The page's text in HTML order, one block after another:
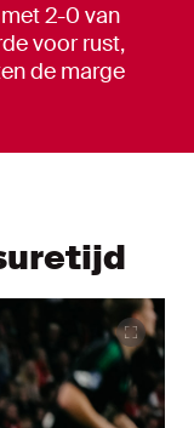
2-0 van
voor rust,
de marge